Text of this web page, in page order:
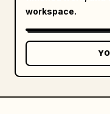
workspace.